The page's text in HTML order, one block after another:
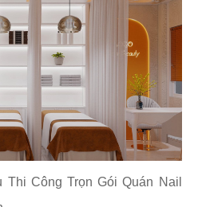
Thi Công Trọn Gói Quán Nail